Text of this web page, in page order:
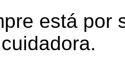
está por